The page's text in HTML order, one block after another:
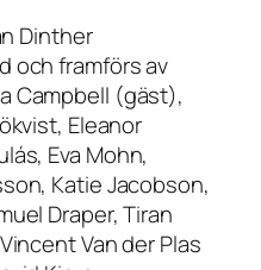
Dinther
och framförs av
Campbell (gäst),
Eleanor
Eva Mohn,
Katie Jacobson,
Draper, Tiran
Van der Plas